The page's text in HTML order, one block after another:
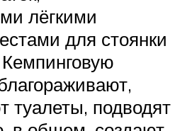
лёгкими
для стоянки
туалеты, подводят